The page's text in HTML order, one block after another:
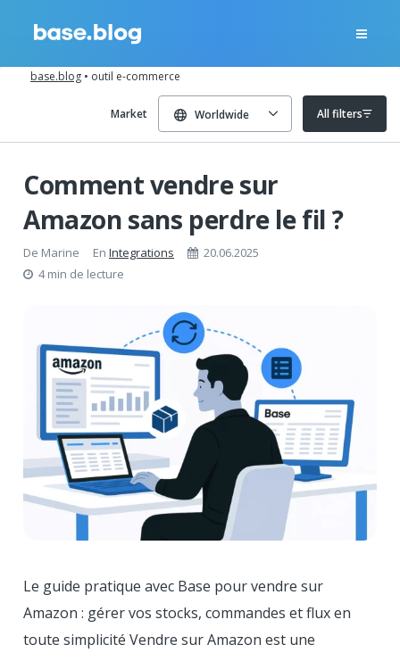
base.blog • outil e-commerce
Market Worldwide All filters
Comment vendre sur
Amazon sans perdre le fil ?
De Marine En Integrations
20.06.2025
4 min de lecture
Le guide pratique avec Base pour vendre sur
Amazon : gérer vos stocks, commandes et flux en
toute simplicité Vendre sur Amazon est une